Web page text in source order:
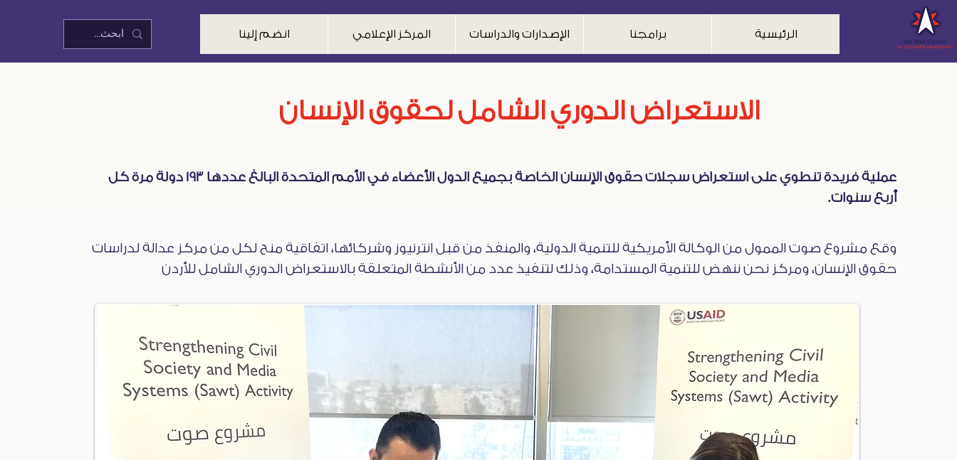
الرئيسية برامجنا الإصدارات والدراسات المركز الإعلامي انضم إلينا
الاستعراض الدوري الشامل لحقوق الإنسان
عملية فريدة تنطوي على استعراض سجلات حقوق الإنسان الخاصة بجميع الدول الأعضاء في الأمم المتحدة البالغ عددها 193 دولة مرة كل
.أربع سنوات
وقع مشروع صوت الممول من الوكالة الأمريكية للتنمية الدولية، والمنفذ من قبل انترنيوز وشركائها، اتفاقية منح لكل من مركز عدالة لدراسات
حقوق الإنسان، ومركز نحن ننهض للتنمية المستدامة، وذلك لتنفيذ عدد من الأنشطة المتعلقة بالاستعراض الدوري الشامل للأردن